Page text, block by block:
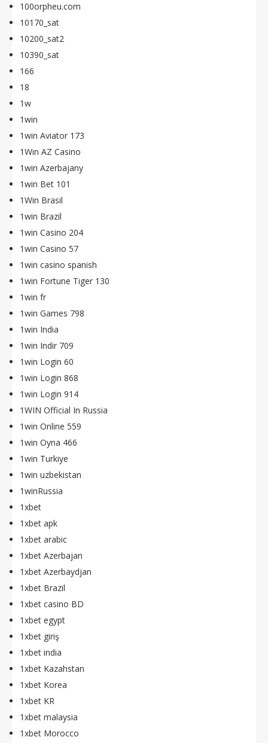
100orpheu.com
10170_sat
10200_sat2
10390_sat
166
18
1w
1win
1win Aviator 173
1Win AZ Casino
1win Azerbajany
1win Bet 101
1Win Brasil
1win Brazil
1win Casino 204
1win Casino 57
1win casino spanish
1win Fortune Tiger 130
1win fr
1win Games 798
1win India
1win Indir 709
1win Login 60
1win Login 868
1win Login 914
1WIN Official In Russia
1win Online 559
1win Oyna 466
1win Turkiye
1win uzbekistan
1winRussia
1xbet
1xbet apk
1xbet arabic
1xbet Azerbajan
1xbet Azerbaydjan
1xbet Brazil
1xbet casino BD
1xbet egypt
1xbet giriş
1xbet india
1xbet Kazahstan
1xbet Korea
1xbet KR
1xbet malaysia
1xbet Morocco